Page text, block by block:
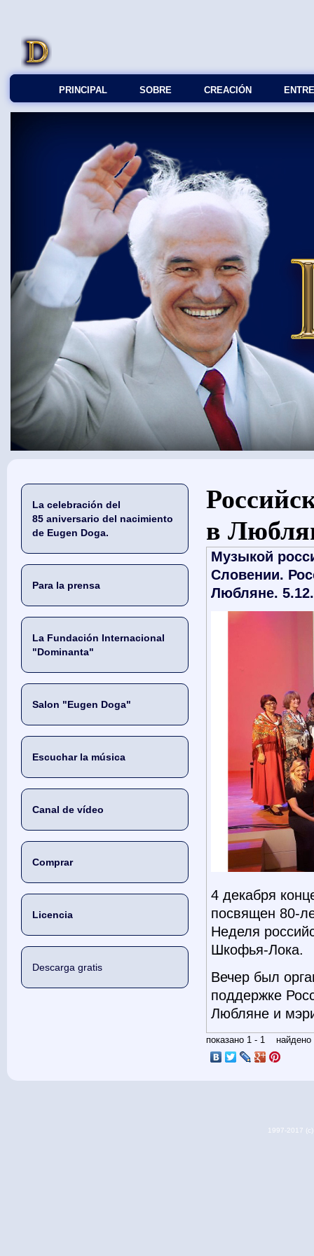
PRINCIPAL SOBRE СREACIÓN
La celebración del
85 aniversario del nacimiento
de Eugen Doga.
Para la prensa
La Fundación Internacional
"Dominanta"
Salon "Eugen Doga"
Escuchar la música
Canal de vídeo
Comprar
Licencia
Descarga gratis
Usted está aquí
в
Музыкой
Словении.
Любляне.
4 декабря
посвящен 80-
Неделя
Шкофья-Лока.
Вечер был
поддержке
Любляне и
показано 1 - 1 найдено
1997-2017